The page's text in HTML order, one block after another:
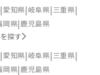
愛知県 岐阜県 三重県
岡県 鹿児島県
探す
愛知県 岐阜県 三重県
岡県 鹿児島県